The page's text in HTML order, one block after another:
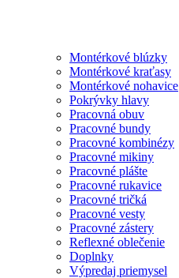
Montérkové blúzky
Montérkové kraťasy
Montérkové nohavice
Pokrývky hlavy
Pracovná obuv
Pracovné bundy
Pracovné kombinézy
Pracovné mikiny
Pracovné plášte
Pracovné rukavice
Pracovné tričká
Pracovné vesty
Pracovné zástery
Reflexné oblečenie
Doplnky
Výpredaj priemysel